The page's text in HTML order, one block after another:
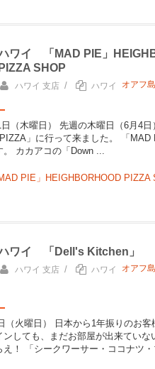
ワイ 「MAD PIE」
PIZZA SHOP
ハワイ 支店 / ハワイ オアフ
日（木曜日） 先週の木曜日（6月4
PIZZA」に行って来ました。 「
カカアコの「Down ...
PIE」HEIGHBORHOOD PIZZA
ワイ 「Dell's Kitchen」
ハワイ 支店 / ハワイ オアフ
（火曜日） 日本から1年振りのお
ンしても、まだお部屋が出来ていな
え！ 「シークワーサー・ココナツ・